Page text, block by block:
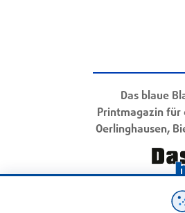
Das blaue
Printmagazin für
Oerlinghausen,